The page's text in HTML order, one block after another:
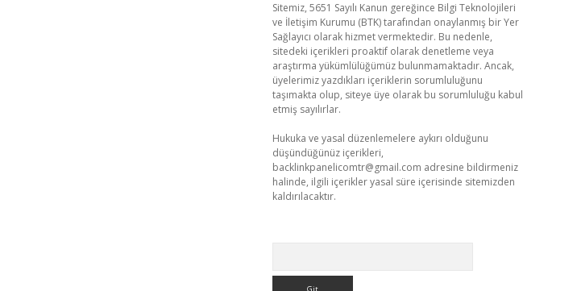
Sitemiz, 5651 Sayılı Kanun gereğince Bilgi Teknolojileri
ve İletişim Kurumu (BTK) tarafından onaylanmış bir Yer
Sağlayıcı olarak hizmet vermektedir. Bu nedenle,
sitedeki içerikleri proaktif olarak denetleme veya
araştırma yükümlülüğümüz bulunmamaktadır. Ancak,
üyelerimiz yazdıkları içeriklerin sorumluluğunu
taşımakta olup, siteye üye olarak bu sorumluluğu kabul
etmiş sayılırlar.
Hukuka ve yasal düzenlemelere aykırı olduğunu
düşündüğünüz içerikleri,
backlinkpanelicomtr@gmail.com adresine bildirmeniz
halinde, ilgili içerikler yasal süre içerisinde sitemizden
kaldırılacaktır.